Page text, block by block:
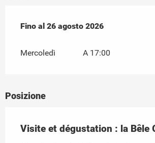
Dal1 luglio 2026al26 agosto 2026
Fino al 26 agosto 2026
Mercoledì A 17:00
Posizione
Visite et dégustation : la Bêle